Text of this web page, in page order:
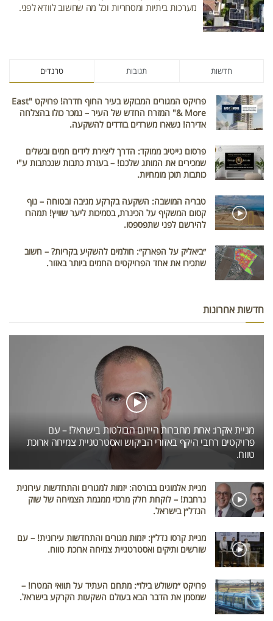
מערכות ביתיות ומסחריות וכל מה שחשוב לוודא לפני.
טרנדים תגובות חדשות
פרויקט המגורים המבוקש בעיר החוף חדרה! פרויקט "East
& More" המזרח החדש של העיר – נמכר כולו בהצלחה
אדירה! נשארו משרדים בודדים להשקעה.
פרסום נייטיב ממוקד: הדרך ליצירת לידים חמים ובשלים
שמכירים את המותג שלכם! – בעזרת כתבות שנכתבות ע"י
כותבות תוכן מומחיות.
טבריה המושבה: השקעה בקרקע מניבה ובטוחה – נוף
קסום המשקיף על הכינרת, בסמיכות ליער שוויץ! תמהרו
להירשם לפני שתפספסו.
״ביאליק על הפארק״: חולמים להשקיע בקריות? – חשוב
שתכירו את אחד הפרויקטים החמים ביותר באזור.
חדשות אחרונות
מניית אקרו: אחת מחברות הייזום הבולטות בישראל! – עם
פרויקטים רחבי היקף באזורי הביקוש ואסטרטגיית צמיחה ארוכת
טווח.
מניית אלמוגים בבורסה: יזמות למגורים והתחדשות עירונית
נרחבת! – לוקחת חלק מרכזי ממגמת הצמיחה של שוק
הנדל״ן בישראל.
מניית קרסו נדל״ן: יזמות מגורים והתחדשות עירונית! – עם
שורשים ותיקים ואסטרטגיית צמיחה ארוכת טווח.
פרויקט ״משולש בילו״: מתחם העתיד על תוואי המטרו! –
שמסמן את הדבר הבא בעולם השקעות הקרקע בישראל.